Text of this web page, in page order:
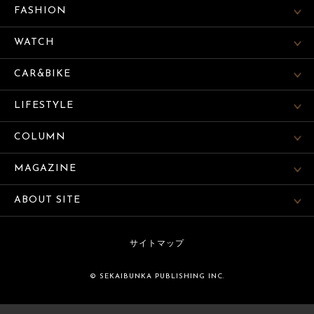
FASHION
WATCH
CAR&BIKE
LIFESTYLE
COLUMN
MAGAZINE
ABOUT SITE
サイトマップ
© SEKAIBUNKA PUBLISHING INC.